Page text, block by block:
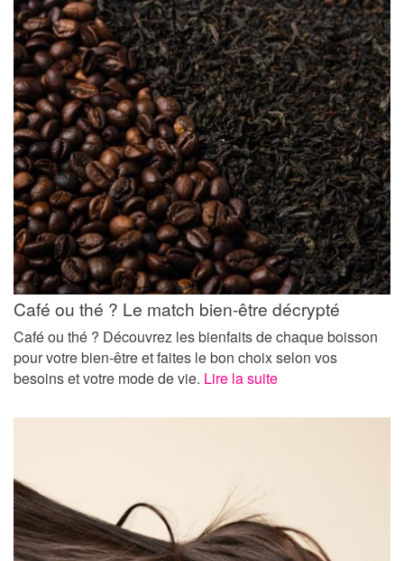
Café ou thé ? Le match bien-être décrypté
Café ou thé ? Découvrez les bienfaits de chaque boisson
pour votre bien-être et faites le bon choix selon vos
besoins et votre mode de vie. Lire la suite